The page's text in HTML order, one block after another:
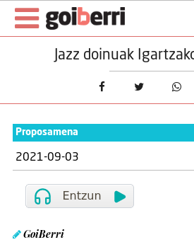
Jazz doinuak
Proposamena
2021-09-03
GoiBerri